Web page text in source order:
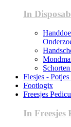
In
Flesjes -
Footlogix
Freesjes
In Freesjes